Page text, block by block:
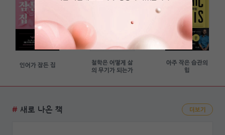
인어가 잠든 집
철학은 어떻게 삶
의 무기가 되는가
아주 작은 습관의
힘
# 새로 나온 책 더보기